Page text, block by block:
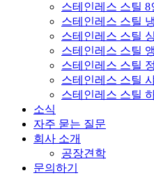
스테인레스 스틸 8
스테인레스 스틸
스테인레스 스틸
스테인레스 스틸
스테인레스 스틸
스테인레스 스틸
스테인레스 스틸
소식
자주 묻는 질문
회사 소개
공장견학
문의하기